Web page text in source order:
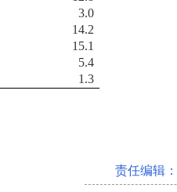
3.0
14.2
15.1
5.4
1.3
责任编辑：